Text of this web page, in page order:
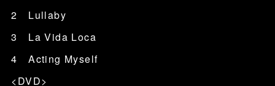
2 Lullaby
3 La Vida Loca
4 Acting Myself
<DVD>